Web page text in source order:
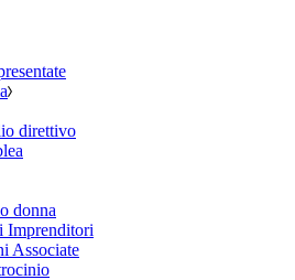
direttivo
donna
Imprenditori
Associate